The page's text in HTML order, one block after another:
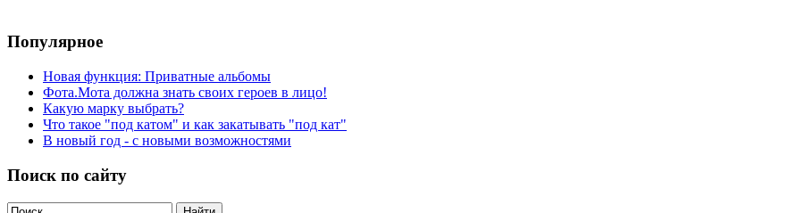
Популярное
Новая функция: Приватные альбомы
Фота.Мота должна знать своих героев в лицо!
Какую марку выбрать?
Что такое "под катом" и как закатывать "под кат"
В новый год - с новыми возможностями
Поиск по сайту